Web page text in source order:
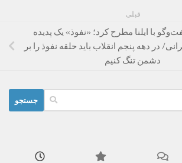
قبلی
با ایلنا مطرح کرد؛ «نفوذ» یک پدیده
در دهه پنجم انقلاب باید حلقه نفوذ را بر
دشمن تنگ کنیم